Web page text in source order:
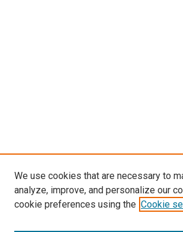
We use cookies that are necessary to
analyze, improve, and personalize our
cookie preferences using the Cookie